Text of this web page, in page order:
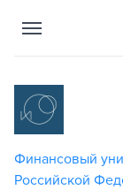
Финансовый
Российской